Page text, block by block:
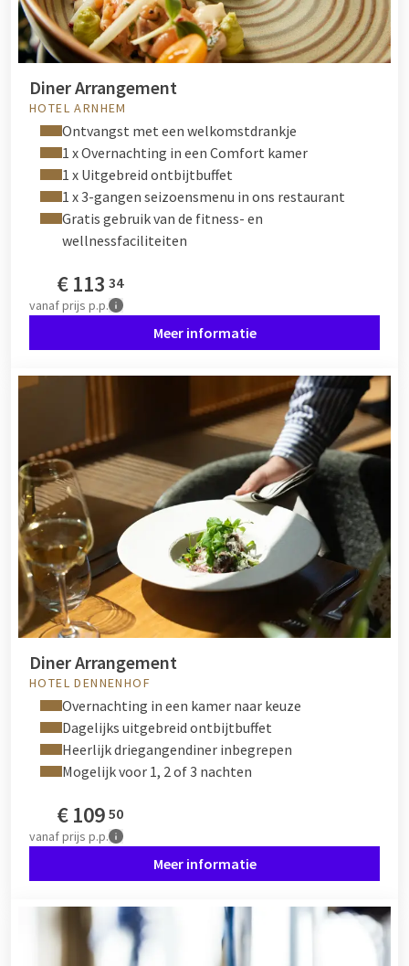
Diner Arrangement
HOTEL ARNHEM
Ontvangst met een welkomstdrankje
1 x Overnachting in een Comfort kamer
1 x Uitgebreid ontbijtbuffet
1 x 3-gangen seizoensmenu in ons restaurant
Gratis gebruik van de fitness- en
wellnessfaciliteiten
€113 34
vanafprijs p.p.
Meer informatie
Diner Arrangement
HOTEL DENNENHOF
Overnachting in een kamer naar keuze
Dagelijks uitgebreid ontbijtbuffet
Heerlijk driegangendiner inbegrepen
Mogelijk voor 1, 2 of 3 nachten
€109 50
vanafprijs p.p.
Meer informatie